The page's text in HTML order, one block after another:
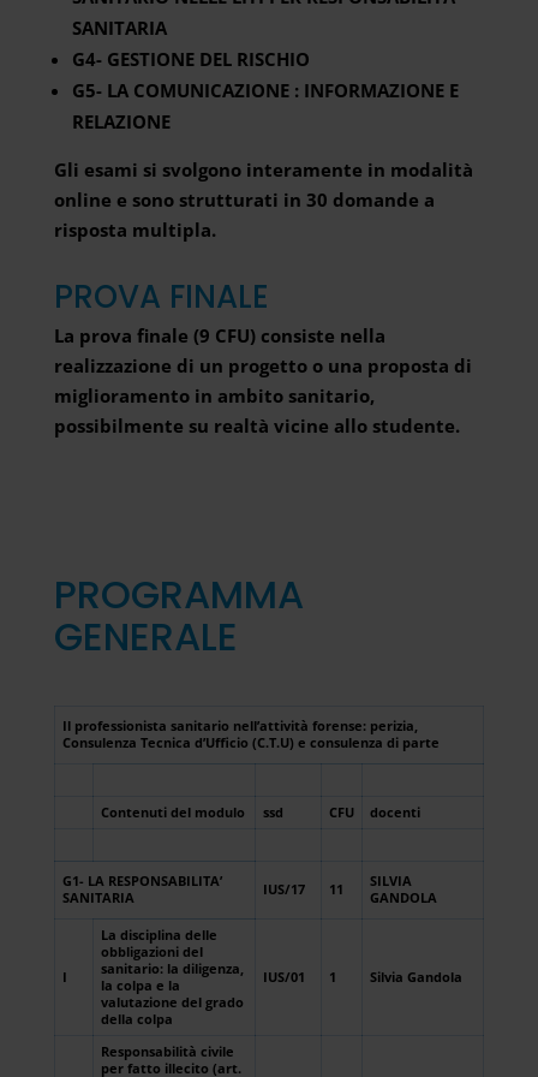
SANITARIA
G4- GESTIONE DEL RISCHIO
G5- LA COMUNICAZIONE : INFORMAZIONE E
RELAZIONE
Gli esami si svolgono interamente in modalità
online e sono strutturati in 30 domande a
risposta multipla.
PROVA FINALE
La prova finale (9 CFU) consiste nella
realizzazione di un progetto o una proposta di
miglioramento in ambito sanitario,
possibilmente su realtà vicine allo studente.
PROGRAMMA
GENERALE
Il professionista sanitario nell’attività forense: perizia,
Consulenza Tecnica d’Ufficio (C.T.U) e consulenza di parte
Contenuti del modulo ssd CFU docenti
G1- LA RESPONSABILITA’
SANITARIA
IUS/17 11
SILVIA
GANDOLA
I
La disciplina delle
obbligazioni del
sanitario: la diligenza,
la colpa e la
valutazione del grado
della colpa
IUS/01 1 Silvia Gandola
Responsabilità civile
per fatto illecito (art.